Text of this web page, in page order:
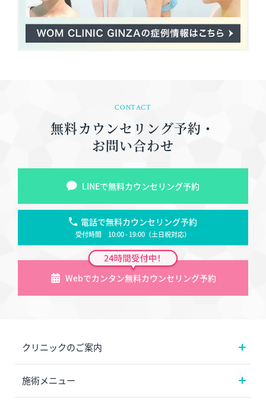
CONTACT
無料カウンセリング予約・
お問い合わせ
LINEで無料カウンセリング予約
電話で無料カウンセリング予約
受付時間 10:00 - 19:00（土日祝対応）
Webでカンタン無料カウンセリング予約
クリニックのご案内
施術メニュー